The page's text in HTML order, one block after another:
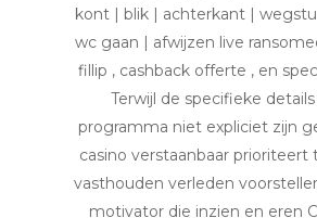
kont | blik | achterkant |
wc gaan | afwijzen live
fillip , cashback offerte , en
Terwijl de specifieke
programma niet expliciet zijn
casino verstaanbaar prioriteert
vasthouden verleden
motivator die inzien en eren